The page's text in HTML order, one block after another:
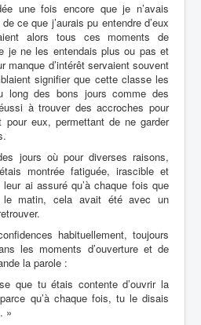
une fois encore que je n’avais
ce que j’aurais pu entendre d’eux
alors tous ces moments de
je ne les entendais plus ou pas et
manque d’intérêt servaient souvent
signifier que cette classe les
long des bons jours comme des
à trouver des accroches pour
pour eux, permettant de ne garder
jours où pour diverses raisons,
montrée fatiguée, irascible et
ai assuré qu’à chaque fois que
le matin, cela avait été avec un
habituellement, toujours
les moments d’ouverture et de
la parole :
que tu étais contente d’ouvrir la
qu’à chaque fois, tu le disais
»